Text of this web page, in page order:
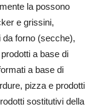
la possono
e grissini,
da forno (secche),
a base di
a base di
pizza e prodotti
sostitutivi della